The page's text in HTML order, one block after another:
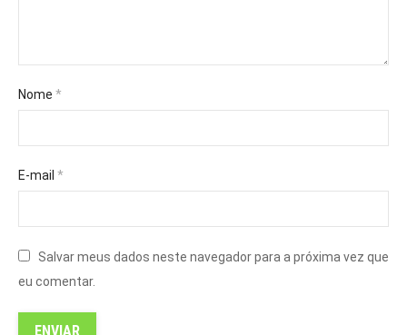
Nome *
E-mail *
Salvar meus dados neste navegador para a próxima vez que
eu comentar.